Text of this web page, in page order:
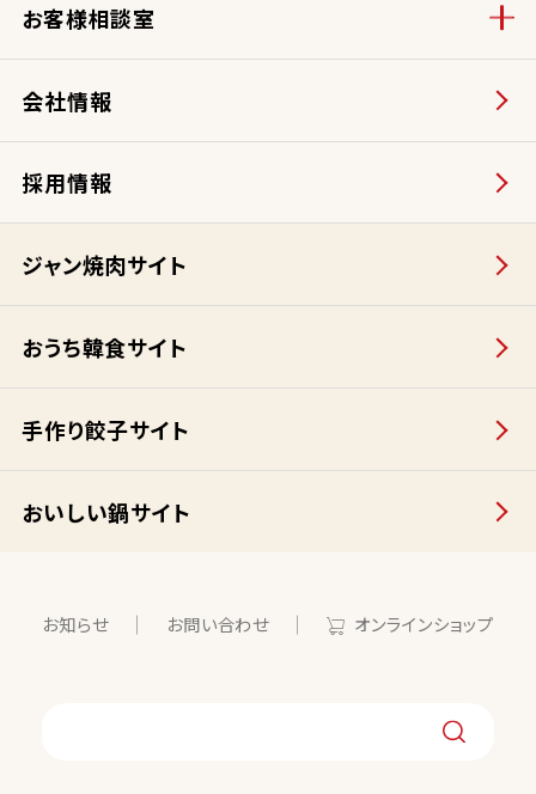
お客様相談室
会社情報
採用情報
ジャン焼肉サイト
おうち韓食サイト
手作り餃子サイト
おいしい鍋サイト
お知らせ お問い合わせ オンラインショップ